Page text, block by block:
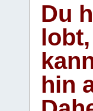
Du
hin